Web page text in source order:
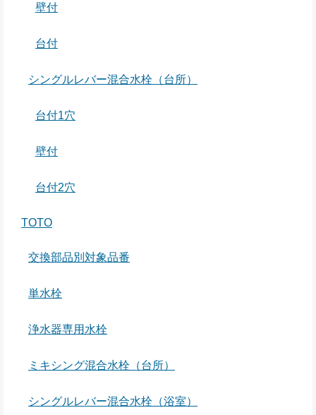
壁付
台付
シングルレバー混合水栓（台所）
台付1穴
壁付
台付2穴
TOTO
交換部品別対象品番
単水栓
浄水器専用水栓
ミキシング混合水栓（台所）
シングルレバー混合水栓（浴室）